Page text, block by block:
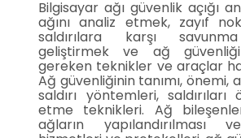
Bilgisayar ağı güvenlik açığı
ağını analiz etmek, zayıf
saldırılara karşı
geliştirmek ve ağ
gereken teknikler ve araçlar
Ağ güvenliğinin tanımı, önemi,
saldırı yöntemleri,
etme teknikleri. Ağ
ağların